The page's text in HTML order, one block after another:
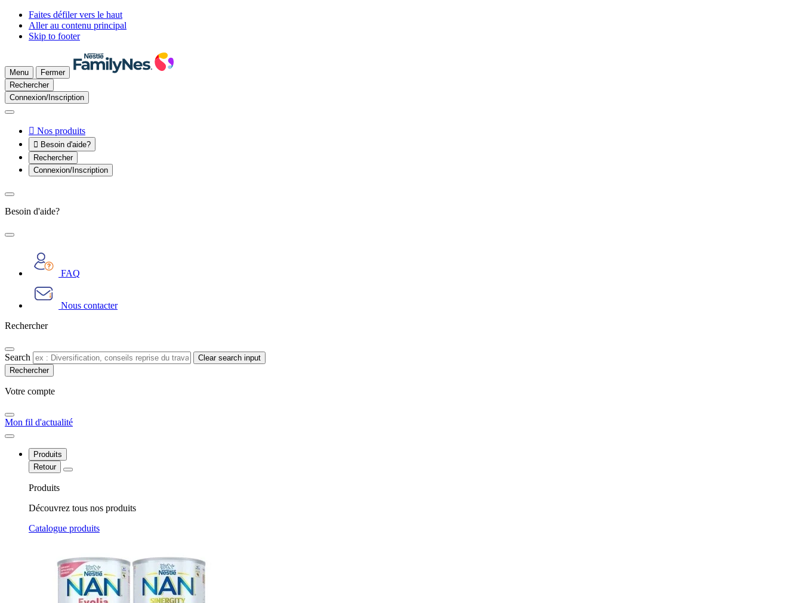
Faites défiler vers le haut
Aller au contenu principal
Skip to footer
Menu
Fermer
Rechercher
Connexion/Inscription
 Nos produits
 Besoin d'aide?
Rechercher
Connexion/Inscription
Besoin d'aide?
FAQ
Nous contacter
Rechercher
Search Clear search input
Votre compte​
Mon fil d'actualité
Produits
Retour
Produits
Découvrez tous nos produits
Catalogue produits